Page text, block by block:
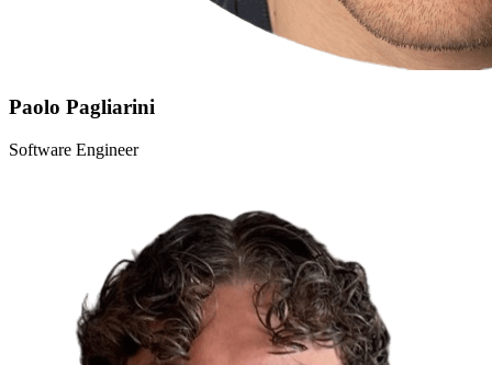
Paolo Pagliarini
Software Engineer